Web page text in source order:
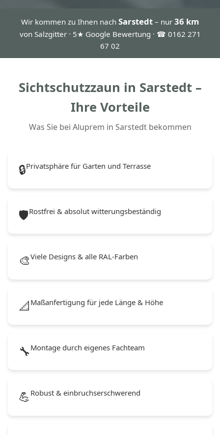
Wir kommen zu Ihnen nach Sarstedt – nur 36 km
von Salzgitter · 5★ Google Bewertung · ☎ 0162 271
67 02
Sichtschutzzaun in Sarstedt –
Ihre Vorteile
Was Sie bei Aluprem in Sarstedt bekommen
🔒Privatsphäre für Garten und Terrasse
🛡️Rostfrei & absolut witterungsbeständig
🎨Viele Designs & alle RAL-Farben
📐 Maßanfertigung für jede Länge & Höhe
🔧 Montage durch eigenes Fachteam
💪 Robust & einbruchserschwerend